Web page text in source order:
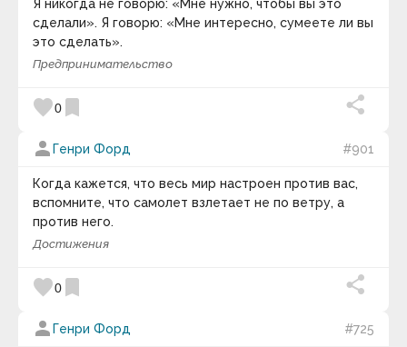
Бил Кин
Билл Гейтс
Билл Каулитц
Билл Уоттерсон
Блез Паскаль
Бо Беннет
Боб Марли
Бодо Шефер
Борис Акунин
Борис Евгеньевич Штерн
Борис Михайлович Теплов
Борис Натанович Стругацкий
Брайан Грин
Брайан Трейси
Брэд Пейсли
Я никогда не говорю: «Мне нужно, чтобы вы это
сделали». Я говорю: «Мне интересно, сумеете ли вы
это сделать».
Предпринимательство
favorite0 bookmark
person Генри Форд #901
Когда кажется, что весь мир настроен против вас,
вспомните, что самолет взлетает не по ветру, а
против него.
Достижения
favorite0 bookmark
person Генри Форд #725